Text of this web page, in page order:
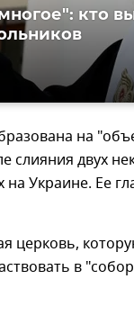
кто
на
слияния двух
на Украине. Ее
церковь,
в